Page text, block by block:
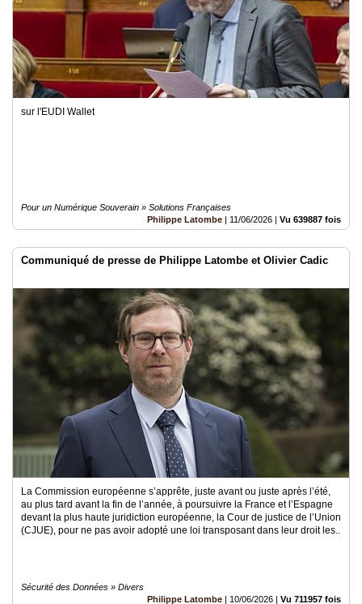
sur l'EUDI Wallet
Pour un Numérique Souverain » Solutions Françaises
Philippe Latombe | 11/06/2026 | Vu 639887 fois
Communiqué de presse de Philippe Latombe et Olivier Cadic
La Commission européenne s’apprête, juste avant ou juste après l’été,
au plus tard avant la fin de l’année, à poursuivre la France et l’Espagne
devant la plus haute juridiction européenne, la Cour de justice de l’Union
(CJUE), pour ne pas avoir adopté une loi transposant dans leur droit les..
Sécurité des Données » Divers
Philippe Latombe | 10/06/2026 | Vu 711957 fois